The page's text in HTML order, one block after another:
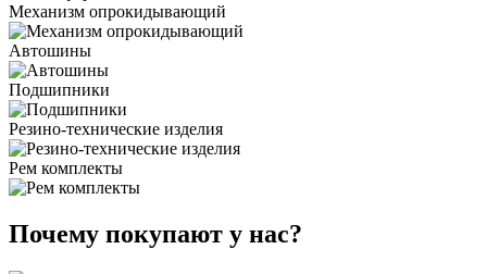
Механизм опрокидывающий
Автошины
Подшипники
Резино-технические изделия
Рем комплекты
Почему покупают у нас?